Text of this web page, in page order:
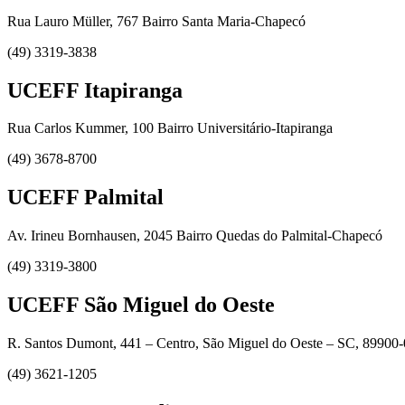
Rua Lauro Müller, 767 Bairro Santa Maria-Chapecó
(49) 3319-3838
UCEFF Itapiranga
Rua Carlos Kummer, 100 Bairro Universitário-Itapiranga
(49) 3678-8700
UCEFF Palmital
Av. Irineu Bornhausen, 2045 Bairro Quedas do Palmital-Chapecó
(49) 3319-3800
UCEFF São Miguel do Oeste
R. Santos Dumont, 441 – Centro, São Miguel do Oeste – SC,
(49) 3621-1205